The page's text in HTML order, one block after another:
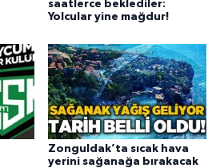
saatlerce beklediler:
Yolcular yine mağdur!
Zonguldak’ta sıcak hava
yerini sağanağa bırakacak